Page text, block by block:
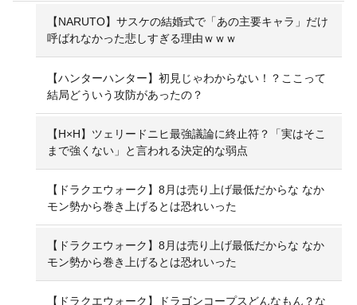
【NARUTO】サスケの結婚式で「あの主要キャラ」だけ
呼ばれなかった悲しすぎる理由ｗｗｗ
【ハンターハンター】初見じゃわからない！？ここって
結局どういう攻防があったの？
【H×H】ツェリードニヒ最強議論に終止符？「実はそこ
まで強くない」と言われる決定的な弱点
【ドラクエウォーク】8月は売り上げ最低だからな なか
モン勢から巻き上げるとは恐れいった
【ドラクエウォーク】8月は売り上げ最低だからな なか
モン勢から巻き上げるとは恐れいった
【ドラクエウォーク】ドラゴンコープスどんなもん？な